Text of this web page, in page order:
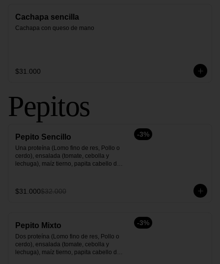
Cachapa sencilla
Cachapa con queso de mano
$31.000
Pepitos
-3%
Pepito Sencillo
Una proteína (Lomo fino de res, Pollo o
cerdo), ensalada (tomate, cebolla y
lechuga), maíz tierno, papita cabello de
$31.000$32.000
-3%
Pepito Mixto
Dos proteína (Lomo fino de res, Pollo o
cerdo), ensalada (tomate, cebolla y
lechuga), maíz tierno, papita cabello de